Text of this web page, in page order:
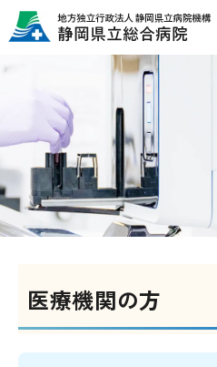
ロ
ー
ナ
ビ
ゲ
ー
シ
文
へ
ッ
タ
医療機関の方